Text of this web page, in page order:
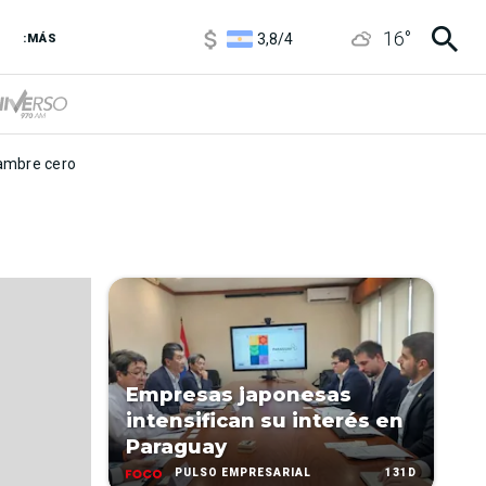
:MÁS
3,8/4
16°
cero
Empresas japonesas
intensifican su interés en
Paraguay
PULSO EMPRESARIAL 131D